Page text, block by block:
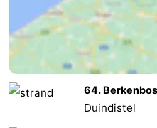
Cadzand
Natur
Het
Wetter
Kontakt
64.
Duindistel